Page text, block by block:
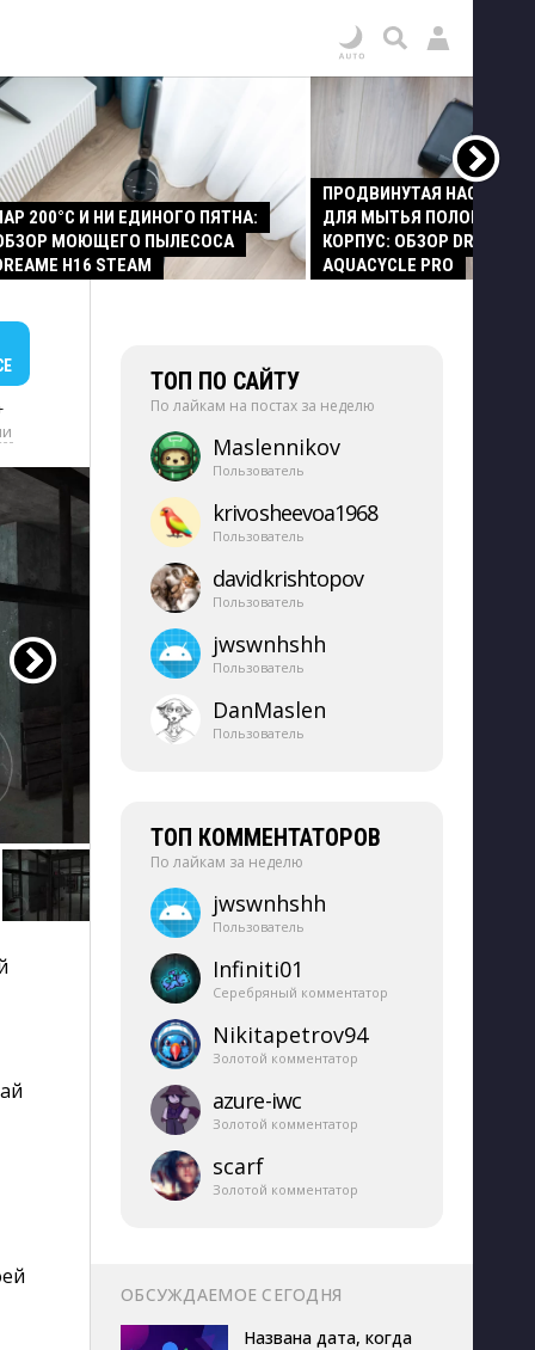
200°C И НИ ЕДИНОГО ПЯТНА:
МОЮЩЕГО ПЫЛЕСОСА
H16 STEAM
ПРОДВИНУТАЯ НАСАДКА
ДЛЯ МЫТЬЯ ПОЛОВ И
КОРПУС: ОБЗОР DREAME
AQUACYCLE PRO
ТОП ПО САЙТУ
По лайкам на постах за неделю
Maslennikov
Пользователь
krivosheevoa1968
Пользователь
davidkrishtopov
Пользователь
jwswnhshh
Пользователь
DanMaslen
Пользователь
ТОП КОММЕНТАТОРОВ
По лайкам за неделю
jwswnhshh
Пользователь
Infiniti01
Серебряный комментатор
Nikitapetrov94
Золотой комментатор
azure-​iwc
Золотой комментатор
scarf
Золотой комментатор
ОБСУЖДАЕМОЕ СЕГОДНЯ
Названа дата, когда